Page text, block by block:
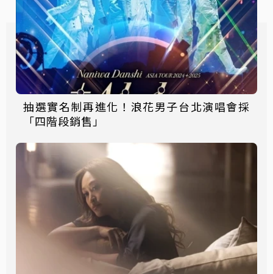
抽選實名制再進化！浪花男子台北演唱會採
「四階段銷售」